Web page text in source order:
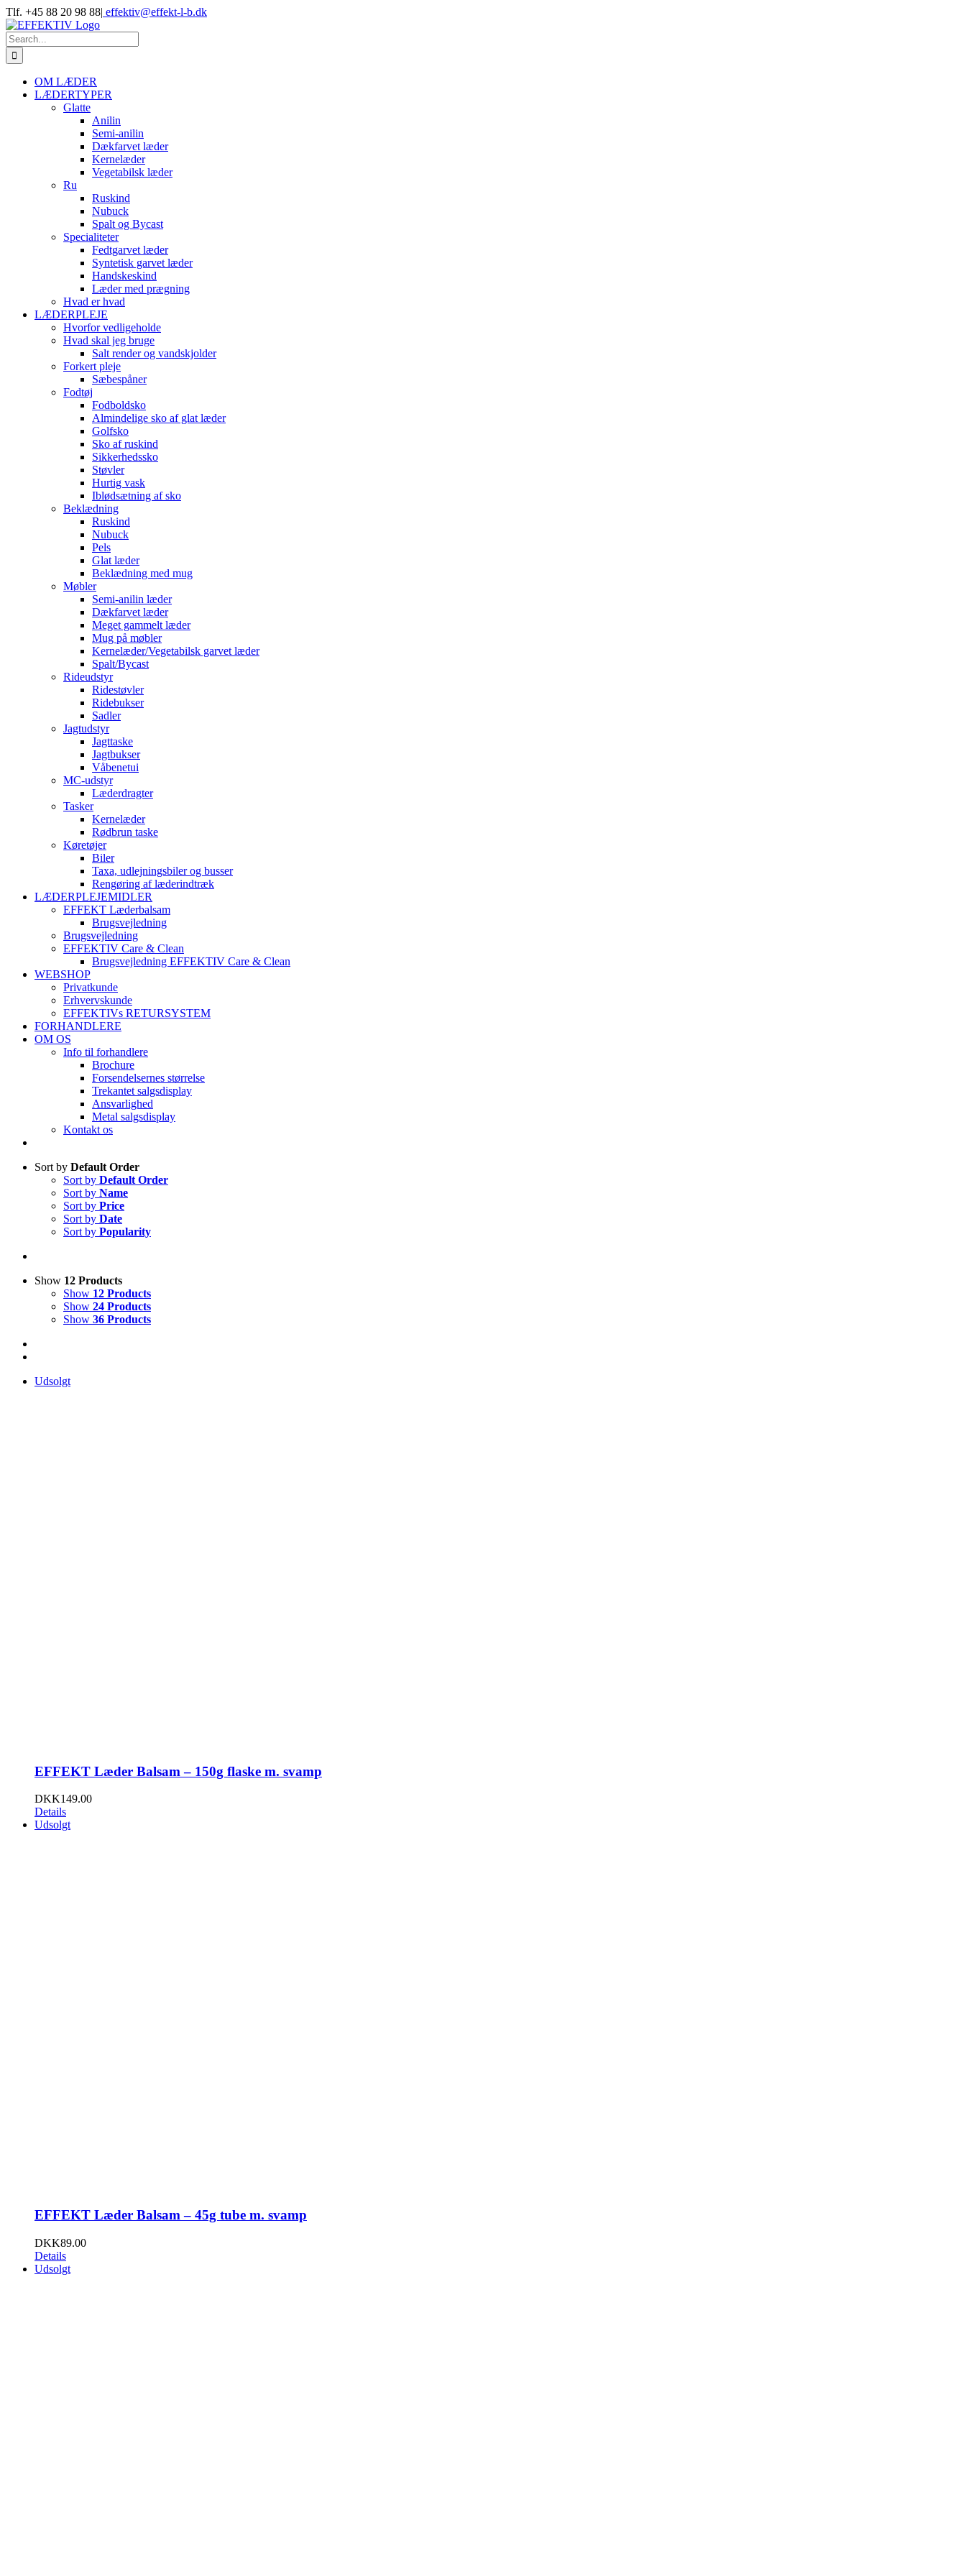
Skip
to
content
Tlf. +45 88 20 98 88| effektiv@effekt-l-b.dk
Search
for:
OM LÆDER
LÆDERTYPER
Glatte
Anilin
Semi-anilin
Dækfarvet læder
Kernelæder
Vegetabilsk læder
Ru
Ruskind
Nubuck
Spalt og Bycast
Specialiteter
Fedtgarvet læder
Syntetisk garvet læder
Handskeskind
Læder med prægning
Hvad er hvad
LÆDERPLEJE
Hvorfor vedligeholde
Hvad skal jeg bruge
Salt render og vandskjolder
Forkert pleje
Sæbespåner
Fodtøj
Fodboldsko
Almindelige sko af glat læder
Golfsko
Sko af ruskind
Sikkerhedssko
Støvler
Hurtig vask
Iblødsætning af sko
Beklædning
Ruskind
Nubuck
Pels
Glat læder
Beklædning med mug
Møbler
Semi-anilin læder
Dækfarvet læder
Meget gammelt læder
Mug på møbler
Kernelæder/Vegetabilsk garvet læder
Spalt/Bycast
Rideudstyr
Ridestøvler
Ridebukser
Sadler
Jagtudstyr
Jagttaske
Jagtbukser
Våbenetui
MC-udstyr
Læderdragter
Tasker
Kernelæder
Rødbrun taske
Køretøjer
Biler
Taxa, udlejningsbiler og busser
Rengøring af læderindtræk
LÆDERPLEJEMIDLER
EFFEKT Læderbalsam
Brugsvejledning
Brugsvejledning
EFFEKTIV Care & Clean
Brugsvejledning EFFEKTIV Care & Clean
WEBSHOP
Privatkunde
Erhvervskunde
EFFEKTIVs RETURSYSTEM
FORHANDLERE
OM OS
Info til forhandlere
Brochure
Forsendelsernes størrelse
Trekantet salgsdisplay
Ansvarlighed
Metal salgsdisplay
Kontakt os
Sort by Default Order
Sort by Default Order
Sort by Name
Sort by Price
Sort by Date
Sort by Popularity
Show 12 Products
Show 12 Products
Show 24 Products
Show 36 Products
Udsolgt
EFFEKT Læder Balsam – 150g flaske m. svamp
DKK149.00
Details
Udsolgt
EFFEKT Læder Balsam – 45g tube m. svamp
DKK89.00
Details
Udsolgt